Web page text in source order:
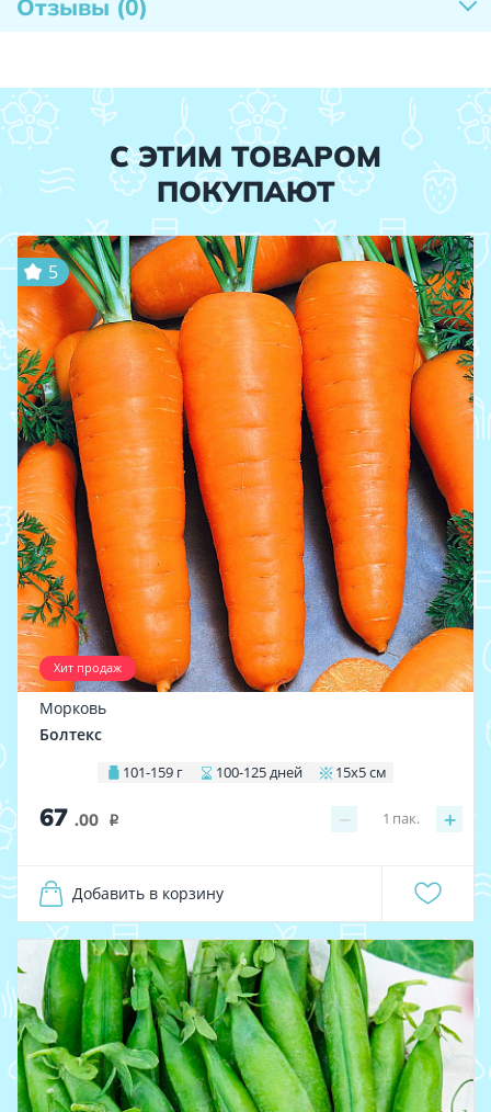
Отзывы (0)
С ЭТИМ ТОВАРОМ
ПОКУПАЮТ
Хит продаж
5
Морковь
Болтекс
101-159 г 100-125 дней 15х5 см
67 .00 i − +
1 пак.
Добавить в корзину